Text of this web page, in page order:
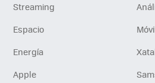
Streaming
Espacio
Energía
Apple